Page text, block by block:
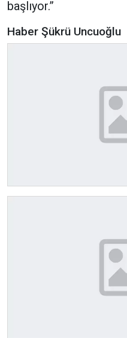
başlıyor.”
Haber Şükrü Uncuoğlu